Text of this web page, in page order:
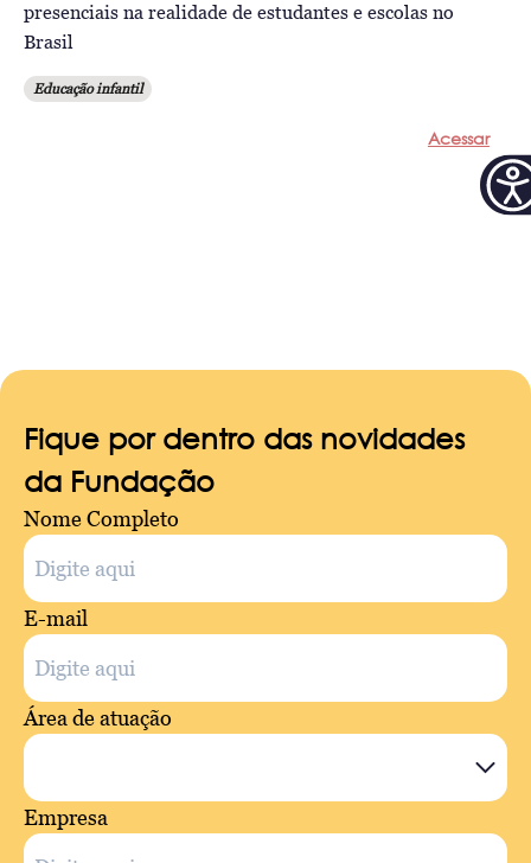
presenciais na realidade de estudantes e escolas no
Brasil
Educação infantil
Acessar
Fique por dentro das novidades
da Fundação
Nome Completo
E-mail
Área de atuação
Empresa